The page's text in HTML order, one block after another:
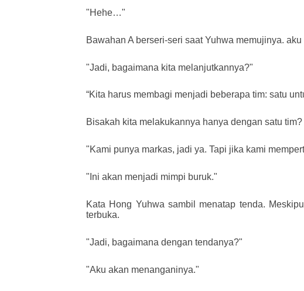
"Hehe…"
Bawahan A berseri-seri saat Yuhwa memujinya.
"Jadi, bagaimana kita melanjutkannya?"
“Kita harus membagi menjadi beberapa tim: satu
Bisakah kita melakukannya hanya dengan satu tim?
"Kami punya markas, jadi ya. Tapi jika kami
"Ini akan menjadi mimpi buruk."
Kata Hong Yuhwa sambil menatap tenda.
terbuka.
"Jadi, bagaimana dengan tendanya?"
"Aku akan menanganinya."